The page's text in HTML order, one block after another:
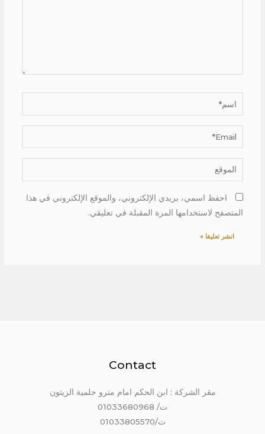
اسم*
Email*
الموقع
احفظ اسمي، بريدي الإلكتروني، والموقع الإلكتروني في هذا
المتصفح لاستخدامها المرة المقبلة في تعليقي.
Contact
مقر الشركة : ابن الحكم امام مترو حلمية الزيتون
ت/ 01033680968
ت/01033805570